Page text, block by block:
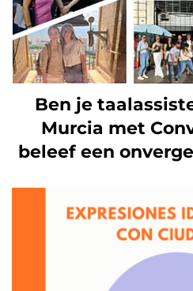
Ben je
Murcia met
beleef een